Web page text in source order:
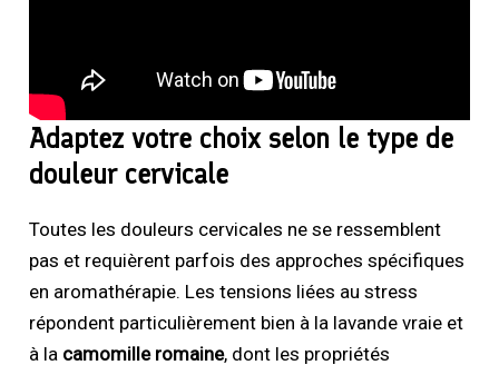
Adaptez votre choix selon le type de
douleur cervicale
Toutes les douleurs cervicales ne se ressemblent
pas et requièrent parfois des approches spécifiques
en aromathérapie. Les tensions liées au stress
répondent particulièrement bien à la lavande vraie et
à la camomille romaine, dont les propriétés